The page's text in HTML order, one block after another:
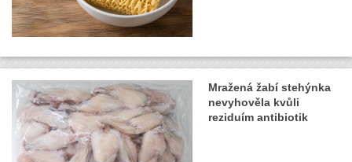
Mražená žabí stehýnka
nevyhověla kvůli
reziduím antibiotik